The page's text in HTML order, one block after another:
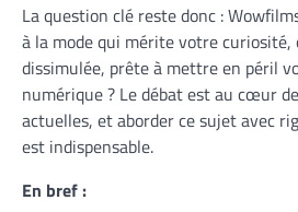
La question clé reste donc :
à la mode qui mérite votre curiosité,
dissimulée, prête à mettre en péril
numérique ? Le débat est au cœur
actuelles, et aborder ce sujet avec
est indispensable.
En bref :